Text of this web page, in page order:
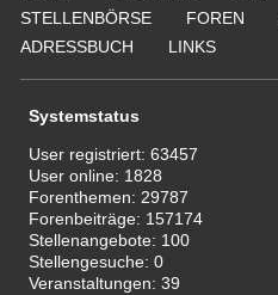
STELLENBÖRSE
FOREN
ADRESSBUCH
LINKS
Systemstatus
User registriert:63457
User online: 1828
Forenthemen: 29787
Forenbeiträge: 157174
Stellenangebote: 100
Stellengesuche:0
Veranstaltungen:39